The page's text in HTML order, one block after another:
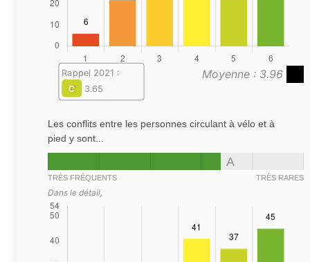
Moyenne : 3.96
Rappel 2021 :
C
3.65
Les conflits entre les personnes circulant à vélo et à
pied y sont...
A
TRÈS FRÉQUENTS TRÈS RARES
Dans le détail,